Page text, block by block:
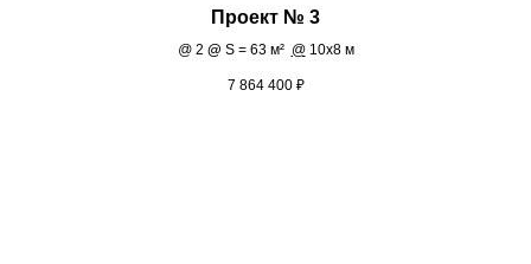
Проект № 3
@ 2 @ S = 63 м² @10х8 м
7 864 400 ₽